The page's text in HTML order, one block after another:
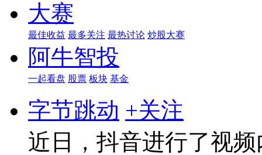
大赛
最佳收益 最多关注 最热讨论 炒股大赛
阿牛智投
一起看盘 股票 板块 基金
字节跳动 +关注
近日，抖音进行了视